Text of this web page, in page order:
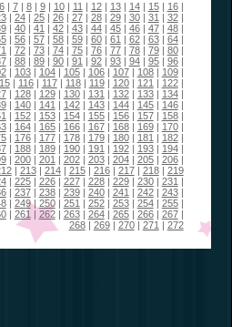
6| 7| 8| 9| 10| 11 | 12| 13| 14| 15| 16|
| 24| 25| 26| 27| 28| 29| 30| 31 | 32|
| 40| 41 | 42| 43| 44| 45| 46| 47| 48|
| 56| 57| 58| 59| 60| 61 | 62| 63| 64|
| 72| 73| 74| 75| 76| 77| 78| 79| 80|
| 88| 89| 90| 91 | 92| 93| 94| 95| 96|
| 103| 104| 105| 106| 107| 108| 109|
| 116| 117| 118| 119| 120| 121 | 122|
| 128| 129| 130| 131 | 132| 133| 134|
| 140| 141 | 142| 143| 144| 145| 146|
| 152| 153| 154| 155| 156| 157| 158|
| 164| 165| 166| 167| 168| 169| 170|
| 176| 177| 178| 179| 180| 181 | 182|
| 188| 189| 190| 191 | 192| 193| 194|
| 200| 201 | 202| 203| 204| 205| 206|
| 213| 214| 215| 216| 217| 218| 219
| 225| 226| 227| 228| 229| 230| 231 |
| 237| 238| 239| 240| 241 | 242| 243|
| 249| 250| 251 | 252| 253| 254| 255|
| 261 | 262| 263| 264| 265| 266| 267|
268| 269| 270| 271 | 272